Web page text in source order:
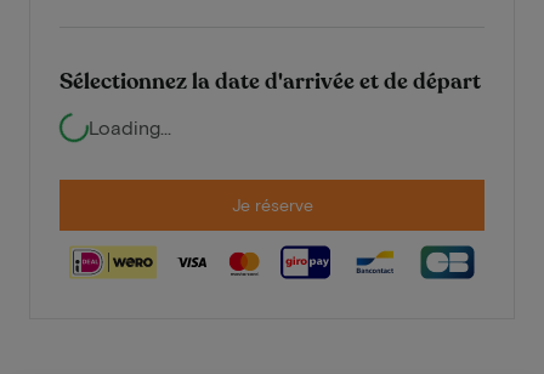
Sélectionnez la date d'arrivée et de départ
Loading...
Je réserve